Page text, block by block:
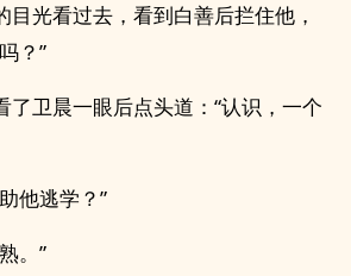
目光看过去，看到白善后拦住他，
？”
了卫晨一眼后点头道：“认识，一个
他逃学？”
。”